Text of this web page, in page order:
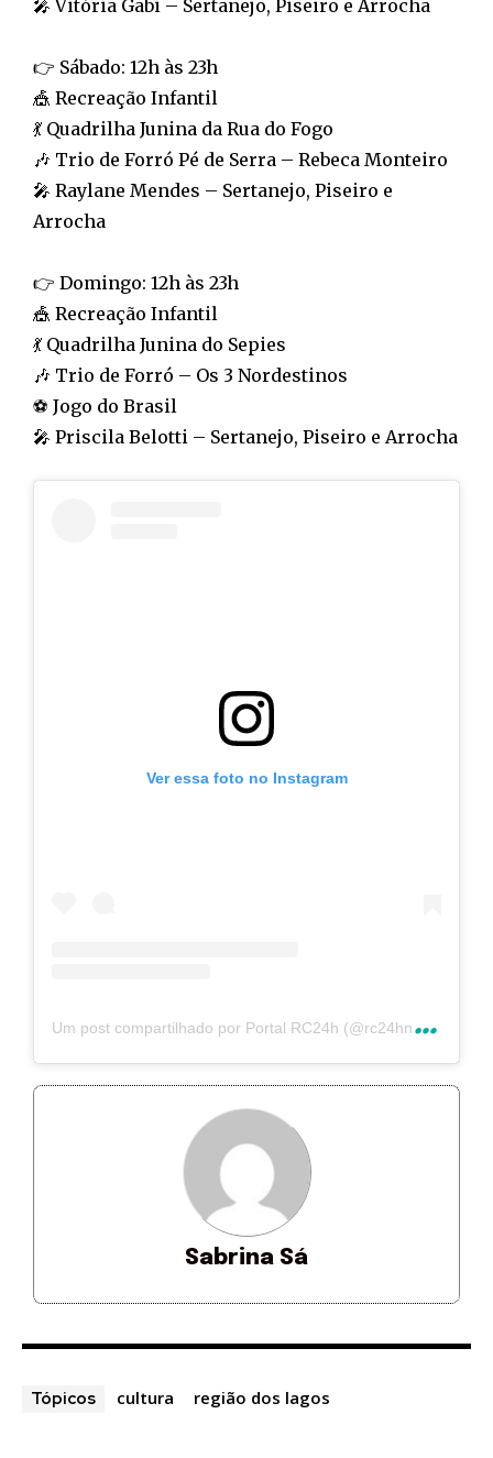
🎤 Vitória Gabi – Sertanejo, Piseiro e Arrocha
👉 Sábado: 12h às 23h
🎪 Recreação Infantil
💃 Quadrilha Junina da Rua do Fogo
🎶 Trio de Forró Pé de Serra – Rebeca Monteiro
🎤 Raylane Mendes – Sertanejo, Piseiro e
Arrocha
👉 Domingo: 12h às 23h
🎪 Recreação Infantil
💃 Quadrilha Junina do Sepies
🎶 Trio de Forró – Os 3 Nordestinos
⚽ Jogo do Brasil
🎤 Priscila Belotti – Sertanejo, Piseiro e Arrocha
Ver essa foto no Instagram
U
m post compartilhado por Portal RC24h (@rc24hnoticias)
Sabrina Sá
Tópicos cultura região dos lagos